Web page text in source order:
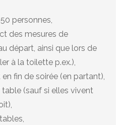
personnes,
des mesures de
départ, ainsi que lors de
à la toilette p.ex.),
fin de soirée (en partant),
(sauf si elles vivent